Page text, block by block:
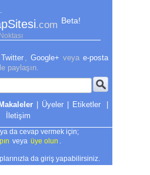
.com Beta!
Twitter Google+ veya e-posta
paylaşın.
| Üyeler | Etiketler
|
İletişim
da cevap vermek için;
veya üye olun
da giriş yapabilirsiniz.